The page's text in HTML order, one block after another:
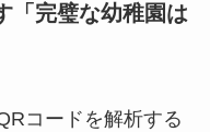
「完璧な幼稚園は
コードを解析する